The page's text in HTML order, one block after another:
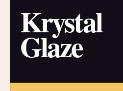
Krystal
Glaze